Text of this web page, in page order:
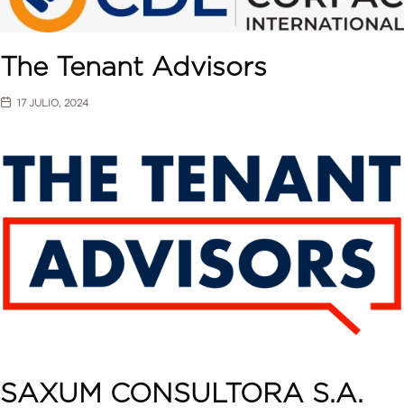
The Tenant Advisors
17 JULIO, 2024
SAXUM CONSULTORA S.A.